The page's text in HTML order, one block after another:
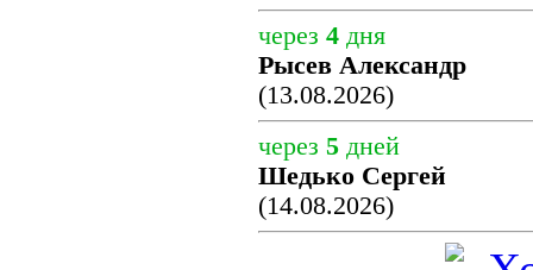
через 4 дня
Рысев Александр
(13.08.2026)
через 5 дней
Шедько Сергей
(14.08.2026)